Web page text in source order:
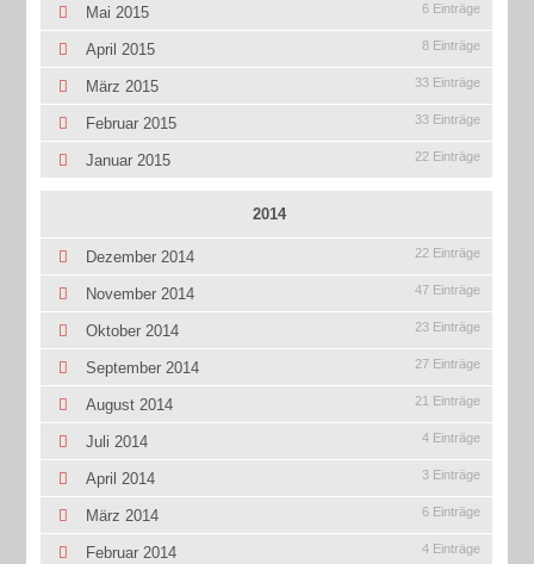
Mai 2015 6 Einträge
April 2015 8 Einträge
März 2015 33 Einträge
Februar 2015 33 Einträge
Januar 2015 22 Einträge
2014
Dezember 2014 22 Einträge
November 2014 47 Einträge
Oktober 2014 23 Einträge
September 2014 27 Einträge
August 2014 21 Einträge
Juli 2014 4 Einträge
April 2014 3 Einträge
März 2014 6 Einträge
Februar 2014 4 Einträge